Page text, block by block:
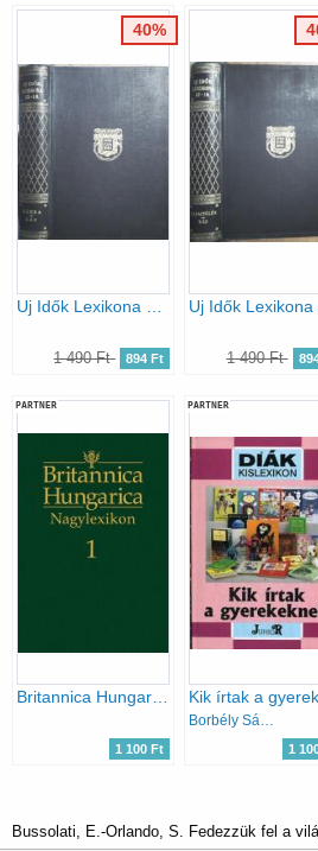
1 490 Ft 894 Ft
40%
1 490 Ft
PARTNER
Britannica Hungarica Nagylexikon 1.
1 100 Ft
PARTNER
Borbély Sándor
1
Bussolati, E.-Orlando, S. Fedezzük fel a